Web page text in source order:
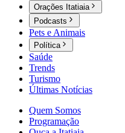
Orações Itatiaia
Podcasts
Pets e Animais
Política
Saúde
Trends
Turismo
Últimas Notícias
Quem Somos
Programação